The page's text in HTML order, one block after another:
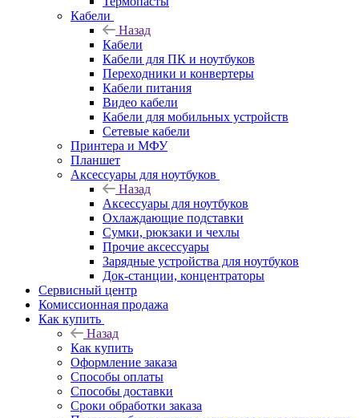
Кабели
Назад
Кабели
Кабели для ПК и ноутбуков
Переходники и конвертеры
Кабели питания
Видео кабели
Кабели для мобильных устройств
Сетевые кабели
Принтера и МФУ
Планшет
Аксессуары для ноутбуков
Назад
Аксессуары для ноутбуков
Охлаждающие подставки
Сумки, рюкзаки и чехлы
Прочие аксессуары
Зарядные устройства для ноутбуков
Док-станции, концентраторы
Сервисный центр
Комиссионная продажа
Как купить
Назад
Как купить
Оформление заказа
Способы оплаты
Способы доставки
Сроки обработки заказа